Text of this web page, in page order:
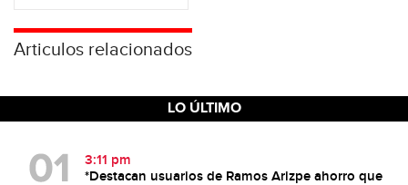
Articulos relacionados
LO ÚLTIMO
3:11 pm
*Destacan usuarios de Ramos Arizpe ahorro que